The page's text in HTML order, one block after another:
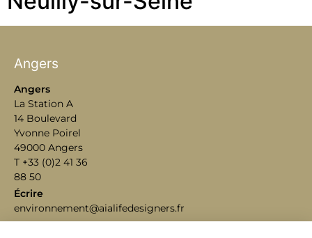
Angers
Angers
La Station A
14 Boulevard
Yvonne Poirel
49000 Angers
T +33 (0)2 41 36
88 50
Écrire
environnement@aialifedesigners.fr